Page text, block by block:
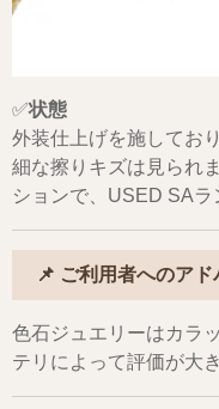
✅状態
外装仕上げを施してお
細な擦りキズは見られ
ションで、USED SAラ
📌 ご利用者へのアド
色石ジュエリーはカラ
テリによって評価が大